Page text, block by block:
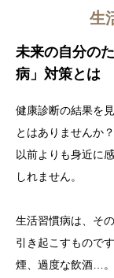
生
未来の自分の
病」対策とは
健康診断の結果を
とはありませんか
以前よりも身近に
しれません。
生活習慣病は、そ
引き起こすもので
煙、過度な飲酒…
アクセス
ブログ